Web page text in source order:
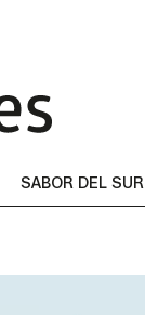
SABOR DEL SUR